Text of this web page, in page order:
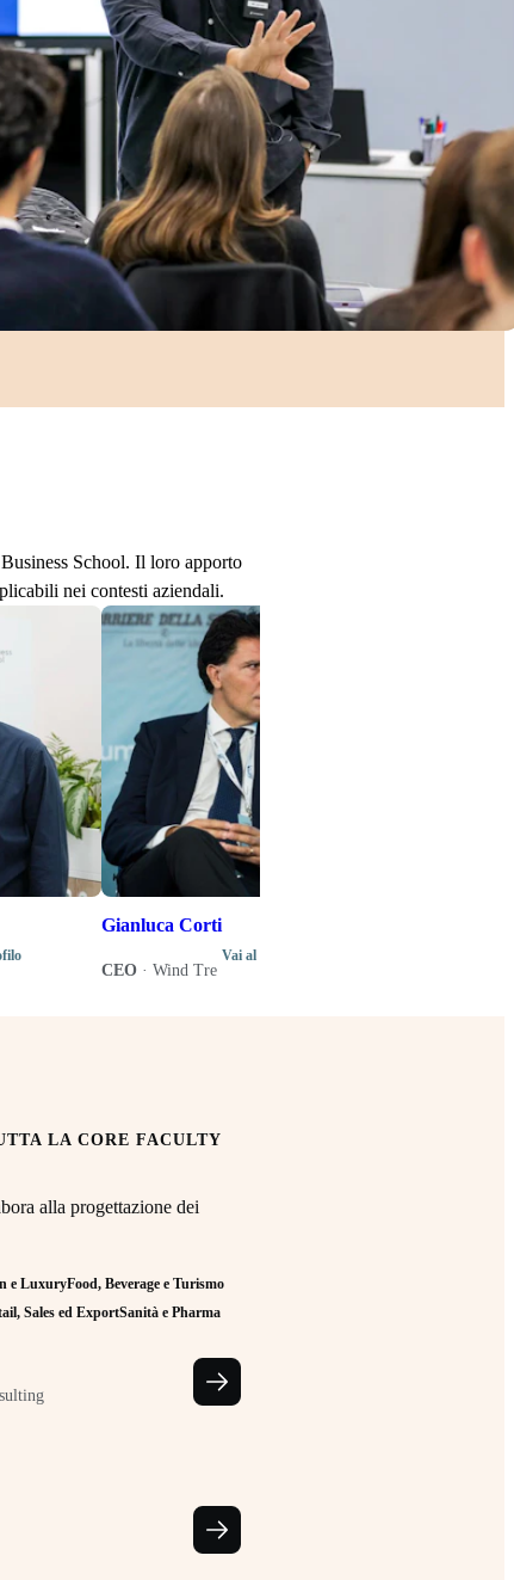
School. Il loro apporto
nei contesti aziendali.
Gianluca Corti
CEO · Wind Tre
Vai al profilo
LA CORE FACULTY
alla progettazione dei
e LuxuryFood, Beverage e Turismo
Sales ed ExportSanità e Pharma